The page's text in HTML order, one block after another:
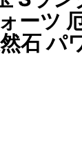
ーツ
石 パ